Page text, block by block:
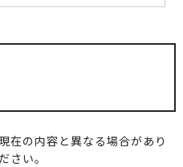
在の内容と異なる場合があり
さい。